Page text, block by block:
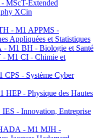
MScT-Extended
XCin
- M1 APPMS -
Appliquées et Statistiques
M1 BH - Biologie et Santé
M1 CI - Chimie et
CPS - Système Cyber
HEP - Physique des Hautes
- Innovation, Entreprise
- M1 MJH -